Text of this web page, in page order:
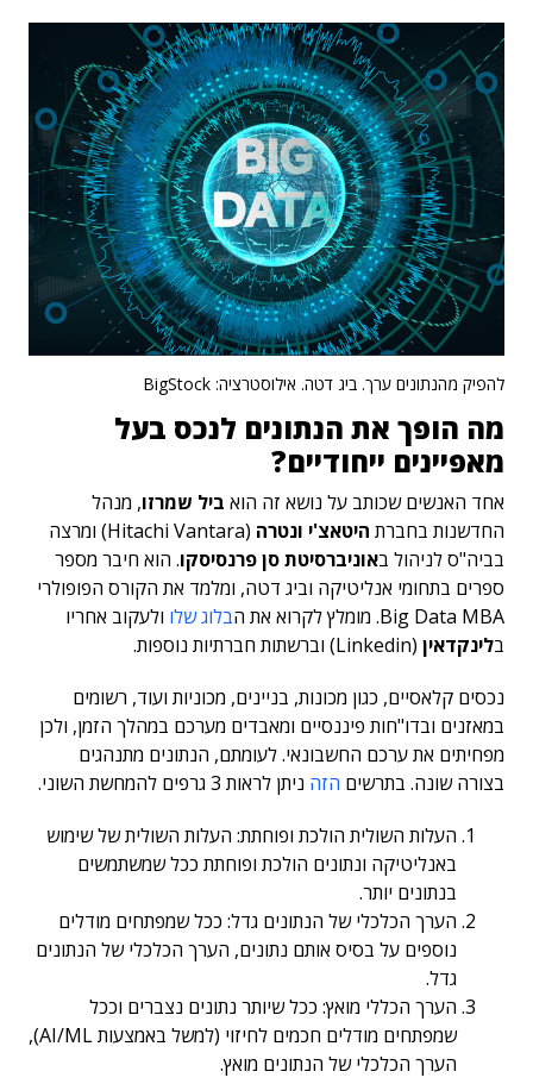
להפיק מהנתונים ערך. ביג דטה. אילוסטרציה: BigStock
מה הופך את הנתונים לנכס בעל
מאפיינים ייחודיים?
אחד האנשים שכותב על נושא זה הוא ביל שמרזו, מנהל
החדשנות בחברת היטאצ'י ונטרה
(Hitachi Vantara) ומרצה
בביה"ס לניהול באוניברסיטת סן פרנסיסקו. הוא חיבר מספר
ספרים בתחומי אנליטיקה וביג דטה, ומלמד את הקורס הפופולרי
Big Data MBA. מומלץ לקרוא את ה
בלוג שלו ולעקוב אחריו
בלינקדאין (Linkedin) וברשתות חברתיות נוספות.
נכסים קלאסיים, כגון מכונות, בניינים, מכוניות ועוד, רשומים
במאזנים ובדו"חות פיננסיים ומאבדים מערכם במהלך הזמן, ולכן
מפחיתים את ערכם החשבונאי. לעומתם, הנתונים מתנהגים
בצורה שונה. בתרשים הזה ניתן לראות 3 גרפים להמחשת השוני.
העלות השולית הולכת ופוחתת: העלות השולית של שימוש
באנליטיקה ונתונים הולכת ופוחתת ככל שמשתמשים
בנתונים יותר.
הערך הכלכלי של הנתונים גדל: ככל שמפתחים מודלים
נוספים על בסיס אותם נתונים, הערך הכלכלי של הנתונים
גדל.
הערך הכללי מואץ: ככל שיותר נתונים נצברים וככל
שמפתחים מודלים חכמים לחיזוי (למשל באמצעות AI/ML),
הערך הכלכלי של הנתונים מואץ.